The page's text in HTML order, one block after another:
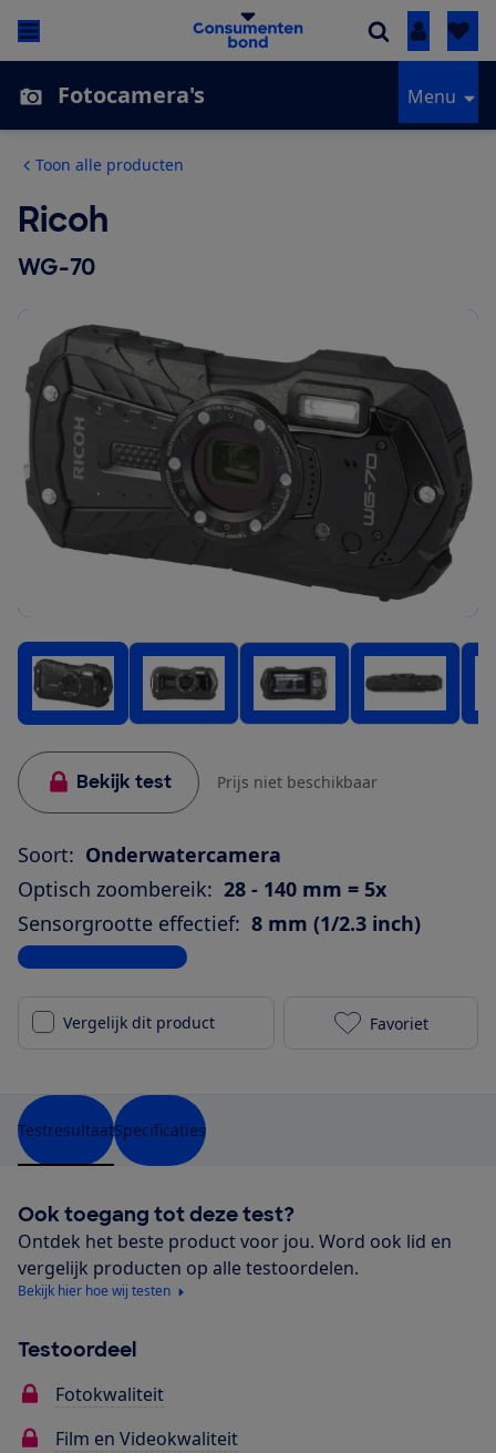
Inloggen
Fotocamera's Menu
Toon alle producten
Ricoh
WG-70
Bekijk test Prijs niet beschikbaar
Soort: Onderwatercamera
Optisch zoombereik: 28 - 140 mm = 5x
Sensorgrootte effectief: 8 mm (1/2.3 inch)
Bekijk alle specificaties
Vergelijk dit product Ricoh WG-
Favoriet
TestresultaatSpecificaties
Ook toegang tot deze test?
Ontdek het beste product voor jou. Word ook lid en
vergelijk producten op alle testoordelen.
Bekijk hier hoe wij testen
Testoordeel
Fotokwaliteit
Film en Videokwaliteit